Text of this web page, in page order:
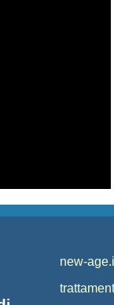
new-